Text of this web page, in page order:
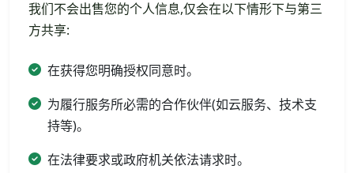
我们不会出售您的个人信息,仅会在以下情形下与第三
方共享:
在获得您明确授权同意时。
为履行服务所必需的合作伙伴(如云服务、技术支
持等)。
在法律要求或政府机关依法请求时。